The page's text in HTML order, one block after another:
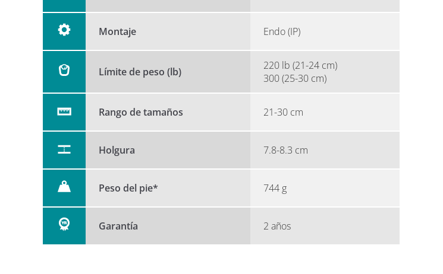
Montaje Endo (IP)
Límite de peso (lb)
220 lb (21-24 cm)
300 (25-30 cm)
Rango de tamaños 21-30 cm
Holgura 7.8-8.3 cm
Peso del pie* 744 g
Garantía 2 años